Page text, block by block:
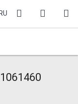
RU